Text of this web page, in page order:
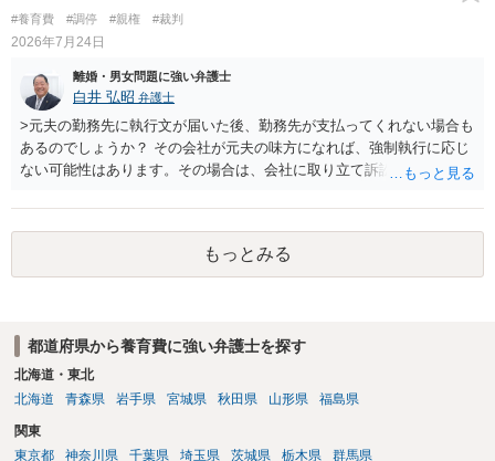
#養育費 #調停 #親権 #裁判
2026年7月24日
離婚・男女問題に強い弁護士
白井 弘昭 弁護士
>元夫の勤務先に執行文が届いた後、勤務先が支払ってくれない場合も
あるのでしょうか？ その会社が元夫の味方になれば、強制執行に応じ
ない可能性はあります。その場合は、会社に取り立て訴訟を行うこと
押さえ、元夫名義の車の差し押さえ競売などを検討します。 ＞何もで
きなかった場合は、公正証書の原本は戻ってくるのでしょうか？ 取れ
ても取れなくても、執行裁判所に原本の還付請求を行えば還付されま
す。 ＞他の弁護士さんに再度依頼できるのでしょうか？ できます。た
もっとみる
都道府県から養育費に強い弁護士を探す
北海道・東北
北海道
青森県 岩手県 宮城県 秋田県 山形県 福島県
関東
東京都
神奈川県 千葉県 埼玉県 茨城県 栃木県 群馬県